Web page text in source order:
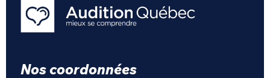
Nos coordonnées